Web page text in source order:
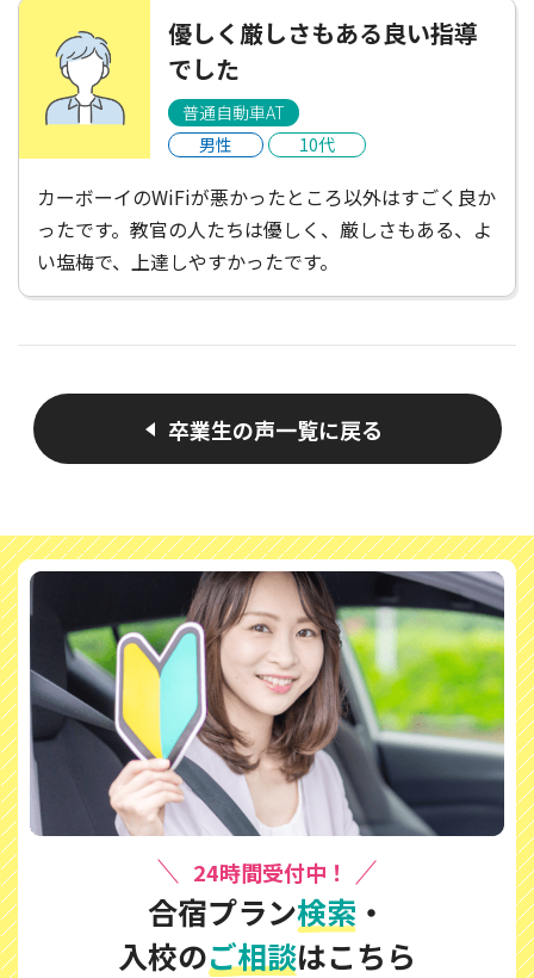
優しく厳しさもある良い指導
でした
普通自動車AT
男性
10代
カーボーイのWiFiが悪かったところ以外はすごく良か
ったです。教官の人たちは優しく、厳しさもある、よ
い塩梅で、上達しやすかったです。
卒業生の声一覧に戻る
24時間受付中！
合宿プラン検索 ・
入校のご相談はこちら